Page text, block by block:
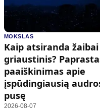
MOKSLAS
Kaip atsiranda
griaustinis?
paaiškinimas apie
įspūdingiausią
pusę
2026-08-07